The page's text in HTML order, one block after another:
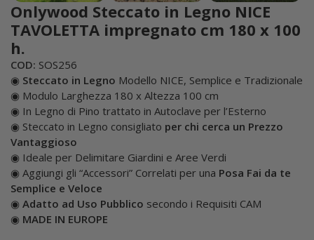
Onlywood Steccato in Legno NICE
TAVOLETTA impregnato cm 180 x 100
h.
COD: SOS256
◉ Steccato in Legno Modello NICE, Semplice e Tradizionale
◉ Modulo Larghezza 180 x Altezza 100 cm
◉ In Legno di Pino trattato in Autoclave per l’Esterno
◉ Steccato in Legno consigliato per chi cerca un Prezzo
Vantaggioso
◉ Ideale per Delimitare Giardini e Aree Verdi
◉ Aggiungi gli “Accessori” Correlati per una Posa Fai da te
Semplice e Veloce
◉ Adatto ad Uso Pubblico secondo i Requisiti CAM
◉ MADE IN EUROPE